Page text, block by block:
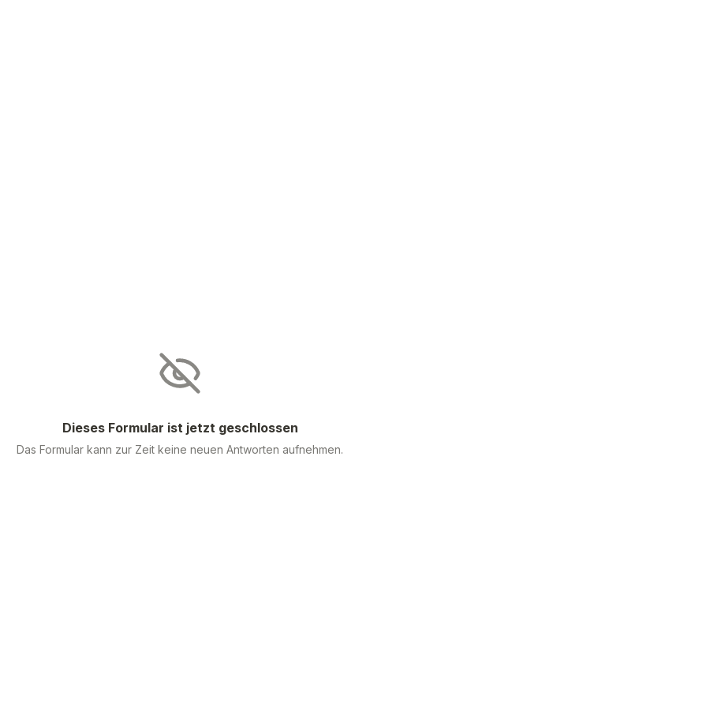
Dieses Formular ist jetzt geschlossen
Das Formular kann zur Zeit keine neuen Antworten aufnehmen.